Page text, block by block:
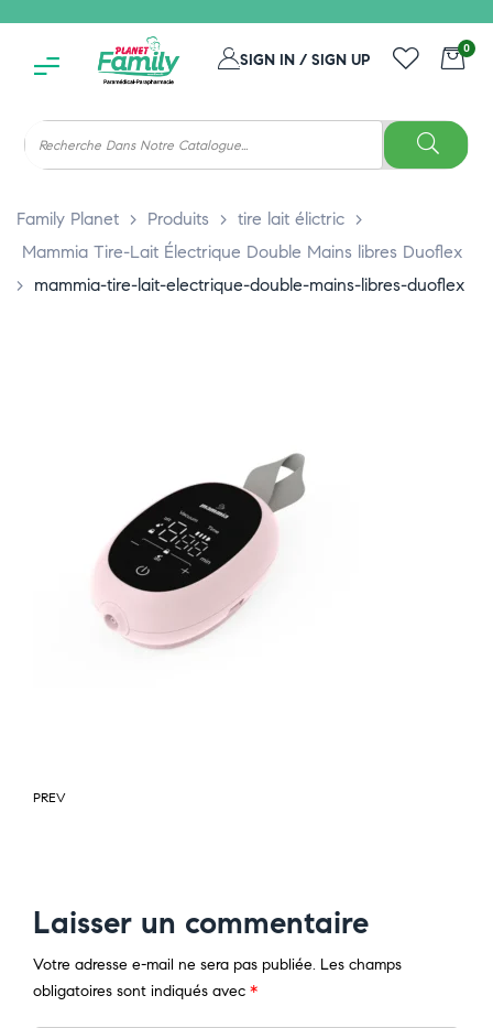
SIGN IN / SIGN UP
0
Family Planet > Produits > tire lait élictric >
Mammia Tire-Lait Électrique Double Mains libres Duoflex
> mammia-tire-lait-electrique-double-mains-libres-duoflex
PREV
Laisser un commentaire
Votre adresse e-mail ne sera pas publiée. Les champs
obligatoires sont indiqués avec *